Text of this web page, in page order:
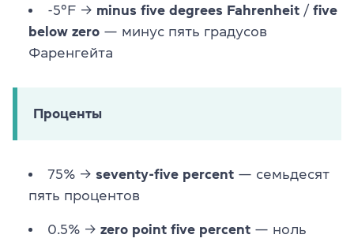
-5°F → minus five degrees Fahrenheit / five
below zero — минус пять градусов
Фаренгейта
Проценты
75% → seventy-five percent — семьдесят
пять процентов
0.5% → zero point five percent — ноль